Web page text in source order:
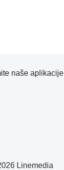
Linemedia
naše aplikacije